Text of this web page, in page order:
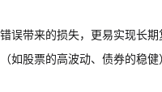
误带来的损失，更易实现长期
如股票的高波动、债券的稳